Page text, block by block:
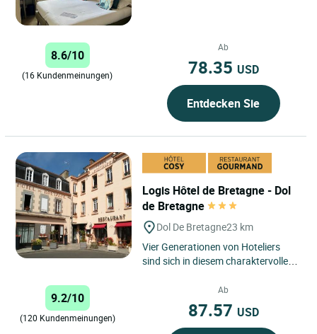
8.6/10
(16 Kundenmeinungen)
Ab
78.35 USD
Entdecken Sie
Logis Hôtel de Bretagne - Dol
de Bretagne
Dol De Bretagne23 km
Vier Generationen von Hoteliers
sind sich in diesem charaktervollen
gefolgt. 3-Sterne-Hotel,...
9.2/10
(120 Kundenmeinungen)
Ab
87.57 USD